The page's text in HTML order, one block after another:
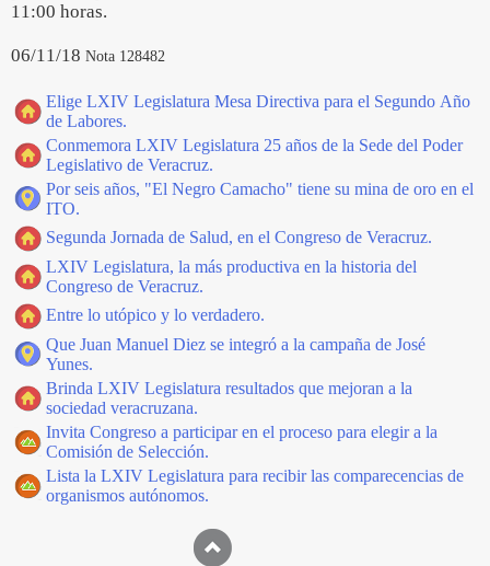
11:00 horas.
06/11/18 Nota 128482
Elige LXIV Legislatura Mesa Directiva para el Segundo Año
de Labores.
Conmemora LXIV Legislatura 25 años de la Sede del Poder
Legislativo de Veracruz.
Por seis años, "El Negro Camacho" tiene su mina de oro en el
ITO.
Segunda Jornada de Salud, en el Congreso de Veracruz.
LXIV Legislatura, la más productiva en la historia del
Congreso de Veracruz.
Entre lo utópico y lo verdadero.
Que Juan Manuel Diez se integró a la campaña de José
Yunes.
Brinda LXIV Legislatura resultados que mejoran a la
sociedad veracruzana.
Invita Congreso a participar en el proceso para elegir a la
Comisión de Selección.
Lista la LXIV Legislatura para recibir las comparecencias de
organismos autónomos.